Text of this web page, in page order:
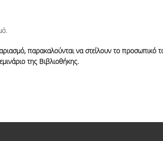
παρακαλούνται να στείλουν το προσωπικό
της Βιβλιοθήκης.